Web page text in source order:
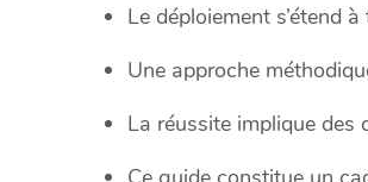
Le déploiement s’étend
Une approche
La réussite implique des